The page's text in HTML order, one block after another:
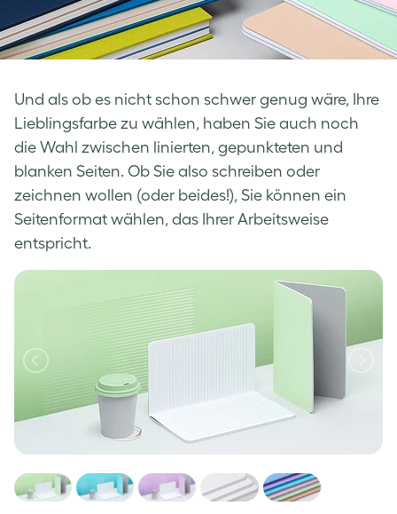
Und als ob es nicht schon schwer genug wäre, Ihre
Lieblingsfarbe zu wählen, haben Sie auch noch
die Wahl zwischen linierten, gepunkteten und
blanken Seiten. Ob Sie also schreiben oder
zeichnen wollen (oder beides!), Sie können ein
Seitenformat wählen, das Ihrer Arbeitsweise
entspricht.